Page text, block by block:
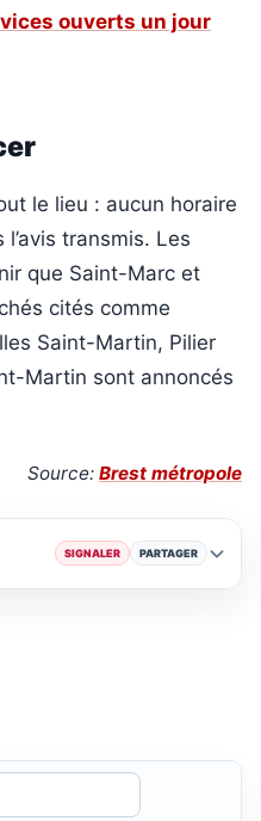
ouverts un jour
le lieu : aucun horaire
transmis. Les
que Saint-Marc et
cités comme
Saint-Martin, Pilier
Martin sont annoncés
Source: Brest métropole
SIGNALER PARTAGER